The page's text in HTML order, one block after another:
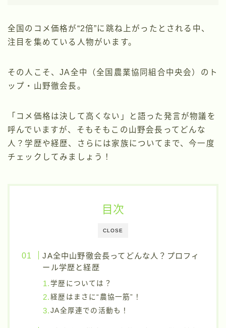
全国のコメ価格が“2倍”に跳ね上がったとされる中、
注目を集めている人物がいます。
その人こそ、JA全中（全国農業協同組合中央会）のト
ップ・山野徹会長。
「コメ価格は決して高くない」と語った発言が物議を
呼んでいますが、そもそもこの山野会長ってどんな
人？学歴や経歴、さらには家族についてまで、今一度
チェックしてみましょう！
CLOSE
目次
JA全中山野徹会長ってどんな人？プロフィ
ール学歴と経歴
学歴については？
経歴はまさに“農協一筋”！
JA全厚連での活動も！